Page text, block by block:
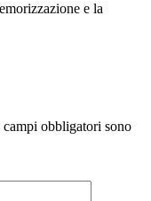
e la
campi obbligatori sono